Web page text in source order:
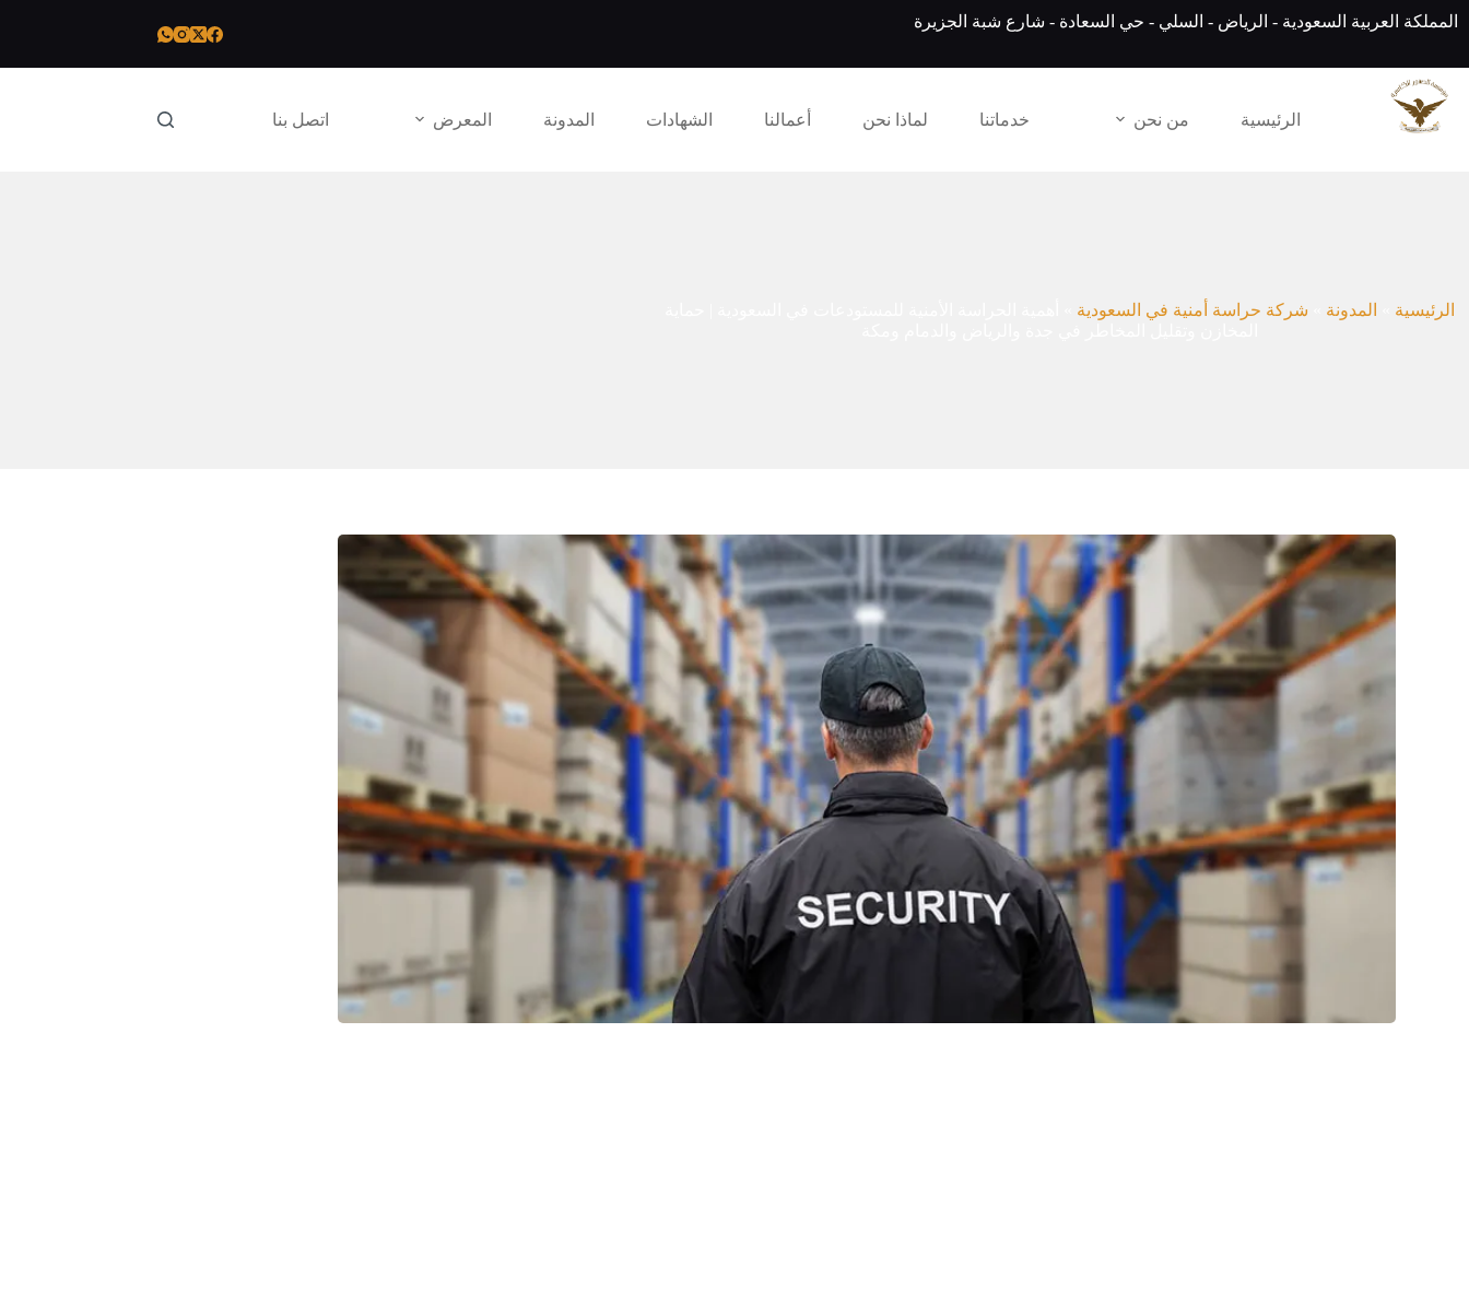
التجاوز
إلىالمملكة العربية السعودية - الرياض - السلي - حي السعادة - شارع شبة الجزيرة
الرئيسية من نحن خدماتنا لماذا نحن أعمالنا الشهادات المدونة المعرض اتصل بنا
الرئيسية المدونة شركة حراسة أمنية في السعودية